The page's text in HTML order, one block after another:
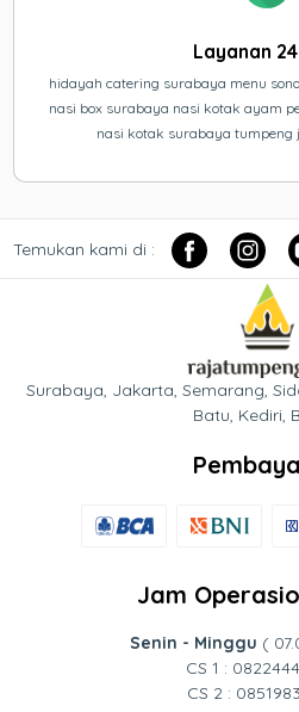
Layanan
hidayah catering surabaya menu
nasi box surabaya nasi kotak ayam
nasi kotak surabaya tumpeng
Temukan kami di :
Surabaya, Jakarta, Semarang,
Batu, Kediri,
Jam
Senin - Minggu (
CS 1 :
CS 2 :